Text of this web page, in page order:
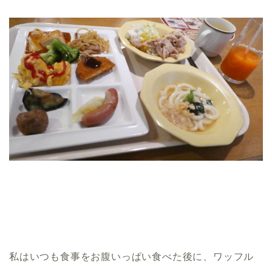
私はいつも食事をお腹いっぱい食べた後に、ワッフル